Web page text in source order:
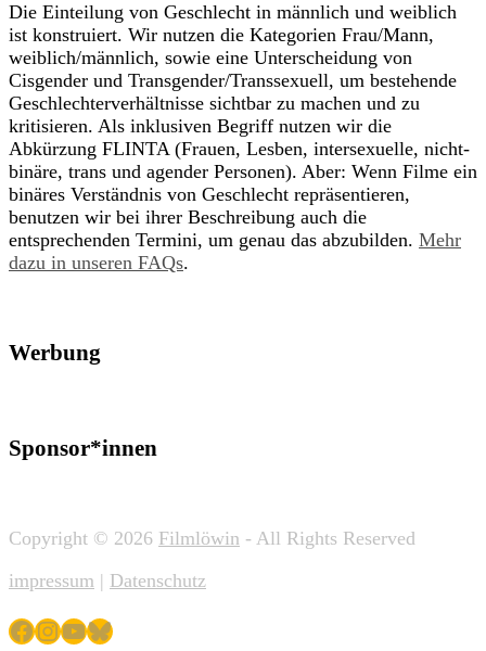
Die Einteilung von Geschlecht in männlich und weiblich
ist konstruiert. Wir nutzen die Kategorien Frau/Mann,
weiblich/männlich, sowie eine Unterscheidung von
Cisgender und Transgender/Transsexuell, um bestehende
Geschlechterverhältnisse sichtbar zu machen und zu
kritisieren. Als inklusiven Begriff nutzen wir die
Abkürzung FLINTA (Frauen, Lesben, intersexuelle, nicht-
binäre, trans und agender Personen). Aber: Wenn Filme ein
binäres Verständnis von Geschlecht repräsentieren,
benutzen wir bei ihrer Beschreibung auch die
entsprechenden Termini, um genau das abzubilden. Mehr
dazu in unseren FAQs.
Werbung
Sponsor*innen
Copyright © 2026 Filmlöwin - All Rights Reserved
impressum | Datenschutz
Facebook
Instagram
YouTube
Bluesky